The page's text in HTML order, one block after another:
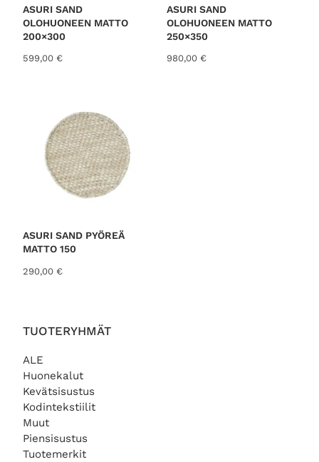
TUOTERYHMÄT
ALE
Huonekalut
Kevätsisustus
Kodintekstiilit
Muut
Piensisustus
Tuotemerkit
i
n
t
o
7
,
0
0
n
€
.
ASURI SAND
OLOHUONEEN MATTO
200×300
599,00 €
ASURI SAND
OLOHUONEEN MATTO
250×350
980,00 €
ASURI SAND PYÖREÄ
MATTO 150
290,00 €